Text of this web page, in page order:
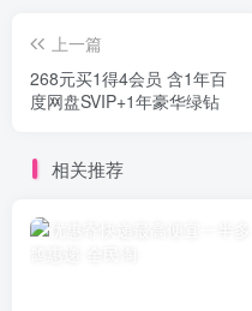
上一篇
268元买1得4会员 含1年百
度网盘SVIP+1年豪华绿钻
相关推荐